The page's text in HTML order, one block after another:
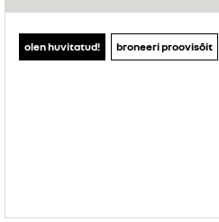
olen huvitatud! broneeri proovisõit